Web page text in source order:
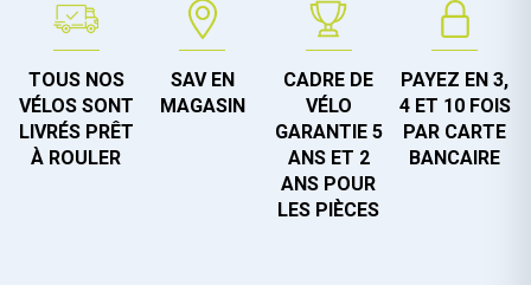
TOUS NOS
VÉLOS SONT
LIVRÉS PRÊT
À ROULER
SAV EN
MAGASIN
CADRE DE
VÉLO
GARANTIE 5
ANS ET 2
ANS POUR
LES PIÈCES
PAYEZ EN 3,
4 ET 10 FOIS
PAR CARTE
BANCAIRE